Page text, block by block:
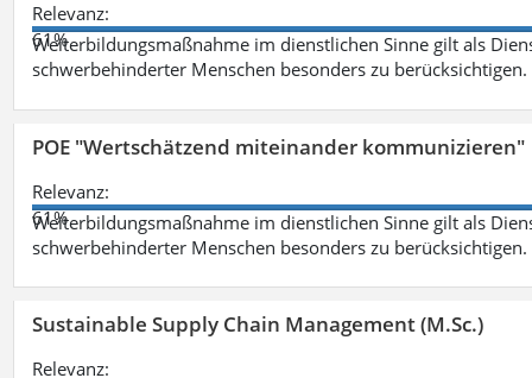
Relevanz:
61%
Weiterbildungsmaßnahme im dienstlichen Sinne gilt als
schwerbehinderter Menschen besonders zu berücksichtigen.
POE "Wertschätzend miteinander kommunizieren"
Relevanz:
61%
Weiterbildungsmaßnahme im dienstlichen Sinne gilt als
schwerbehinderter Menschen besonders zu berücksichtigen.
Sustainable Supply Chain Management (M.Sc.)
Relevanz: